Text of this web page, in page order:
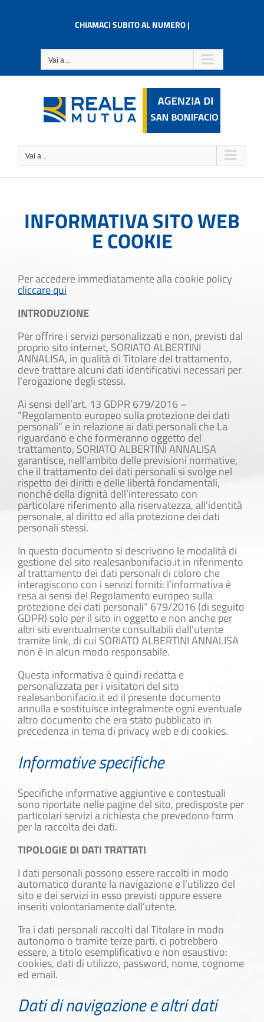
CHIAMACI SUBITO AL NUMERO |
Vai a...
Vai a...
INFORMATIVA SITO WEB
E COOKIE
Per accedere immediatamente alla cookie policy
cliccare qui
INTRODUZIONE
Per offrire i servizi personalizzati e non, previsti dal
proprio sito internet, SORIATO ALBERTINI
ANNALISA, in qualità di Titolare del trattamento,
deve trattare alcuni dati identificativi necessari per
l’erogazione degli stessi.
Ai sensi dell’art. 13 GDPR 679/2016 –
“Regolamento europeo sulla protezione dei dati
personali” e in relazione ai dati personali che La
riguardano e che formeranno oggetto del
trattamento, SORIATO ALBERTINI ANNALISA
garantisce, nell’ambito delle previsioni normative,
che il trattamento dei dati personali si svolge nel
rispetto dei diritti e delle libertà fondamentali,
nonché della dignità dell’interessato con
particolare riferimento alla riservatezza, all’identità
personale, al diritto ed alla protezione dei dati
personali stessi.
In questo documento si descrivono le modalità di
gestione del sito realesanbonifacio.it in riferimento
al trattamento dei dati personali di coloro che
interagiscono con i servizi forniti: l’informativa è
resa ai sensi del Regolamento europeo sulla
protezione dei dati personali” 679/2016 (di seguito
GDPR) solo per il sito in oggetto e non anche per
altri siti eventualmente consultabili dall’utente
tramite link, di cui SORIATO ALBERTINI ANNALISA
non è in alcun modo responsabile.
Questa informativa è quindi redatta e
personalizzata per i visitatori del sito
realesanbonifacio.it ed il presente documento
annulla e sostituisce integralmente ogni eventuale
altro documento che era stato pubblicato in
precedenza in tema di privacy web e di cookies.
Informative specifiche
Specifiche informative aggiuntive e contestuali
sono riportate nelle pagine del sito, predisposte per
particolari servizi a richiesta che prevedono form
per la raccolta dei dati.
TIPOLOGIE DI DATI TRATTATI
I dati personali possono essere raccolti in modo
automatico durante la navigazione e l’utilizzo del
sito e dei servizi in esso previsti oppure essere
inseriti volontariamente dall’utente.
Tra i dati personali raccolti dal Titolare in modo
autonomo o tramite terze parti, ci potrebbero
essere, a titolo esemplificativo e non esaustivo:
cookies, dati di utilizzo, password, nome, cognome
ed email.
Dati di navigazione e altri dati